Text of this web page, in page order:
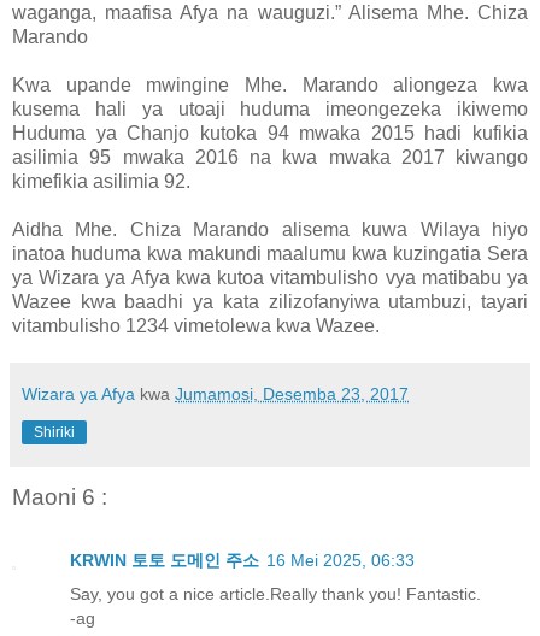
waganga, maafisa Afya na wauguzi.” Alisema Mhe. Chiza
Marando
Kwa upande mwingine Mhe. Marando aliongeza kwa
kusema hali ya utoaji huduma imeongezeka ikiwemo
Huduma ya Chanjo kutoka 94 mwaka 2015 hadi kufikia
asilimia 95 mwaka 2016 na kwa mwaka 2017 kiwango
kimefikia asilimia 92.
Aidha Mhe. Chiza Marando alisema kuwa Wilaya hiyo
inatoa huduma kwa makundi maalumu kwa kuzingatia Sera
ya Wizara ya Afya kwa kutoa vitambulisho vya matibabu ya
Wazee kwa baadhi ya kata zilizofanyiwa utambuzi, tayari
vitambulisho 1234 vimetolewa kwa Wazee.
Wizara ya Afya kwa Jumamosi, Desemba 23, 2017
Shiriki
Maoni 6 :
KRWIN 토토 도메인 주소 16 Mei 2025, 06:33
Say, you got a nice article.Really thank you! Fantastic.
-ag